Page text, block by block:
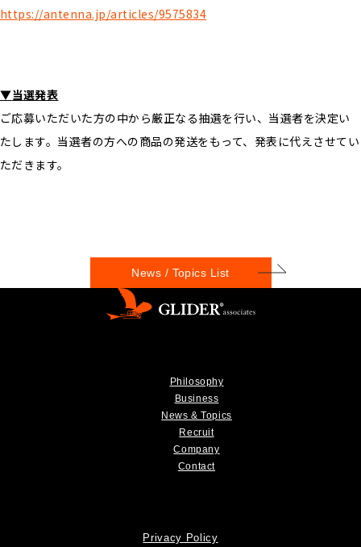
https://antenna.jp/articles/9575834
▼当選発表
ご応募いただいた⽅の中から厳正なる抽選を行い、当選者を決定い
たします。当選者の⽅への商品の発送をもって、発表に代えさせてい
ただきます。
News / Topics List
Philosophy
Business
News & Topics
Recruit
Company
Contact
Privacy Policy